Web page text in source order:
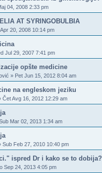
04, 2008 2:33 pm
AT SYRINGOBULBIA
20, 2008 10:14 pm
Jul 29, 2007 7:41 pm
opšte medicine
» Pet Jun 15, 2012 8:04 am
na engleskom jeziku
Čet Avg 16, 2012 12:29 am
Mar 02, 2013 1:34 am
Sub Feb 27, 2010 10:40 pm
ispred Dr i kako se to dobija?
Sep 24, 2013 4:05 pm